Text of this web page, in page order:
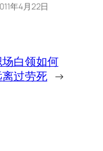
年4月22日
白领如何
过劳死 →